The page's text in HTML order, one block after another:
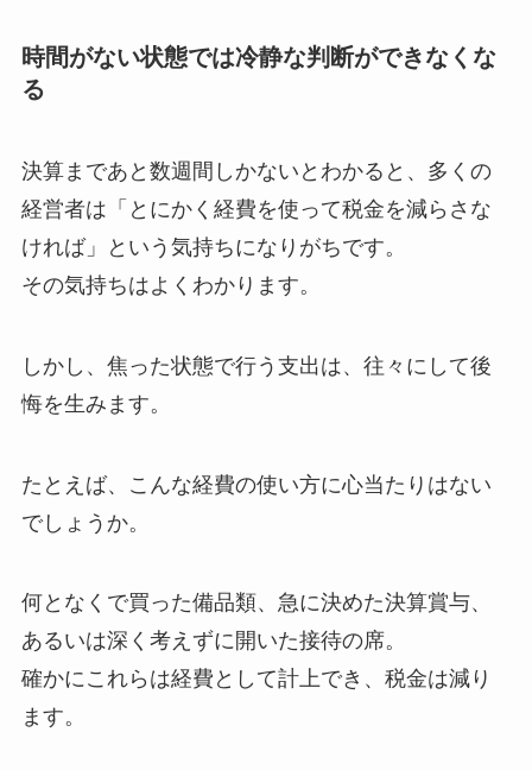
時間がない状態では冷静な判断ができなくな
る
決算まであと数週間しかないとわかると、多くの
経営者は「とにかく経費を使って税金を減らさな
ければ」という気持ちになりがちです。
その気持ちはよくわかります。
しかし、焦った状態で行う支出は、往々にして後
悔を生みます。
たとえば、こんな経費の使い方に心当たりはない
でしょうか。
何となくで買った備品類、急に決めた決算賞与、
あるいは深く考えずに開いた接待の席。
確かにこれらは経費として計上でき、税金は減り
ます。